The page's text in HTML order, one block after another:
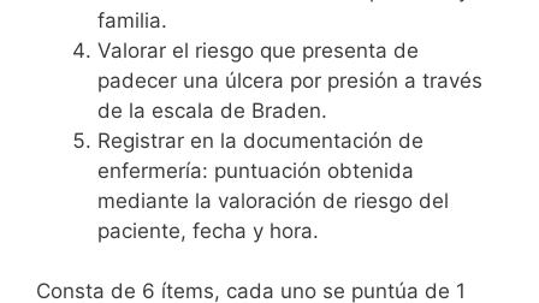
familia.
Valorar el riesgo que presenta de
padecer una úlcera por presión a través
de la escala de Braden.
Registrar en la documentación de
enfermería: puntuación obtenida
mediante la valoración de riesgo del
paciente, fecha y hora.
Consta de 6 ítems, cada uno se puntúa de 1